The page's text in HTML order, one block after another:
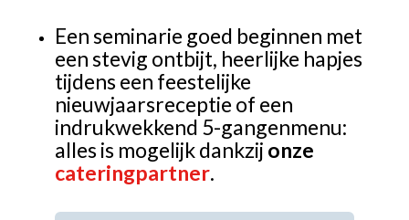
Een seminarie goed beginnen met
een stevig ontbijt, heerlijke hapjes
tijdens een feestelijke
nieuwjaarsreceptie of een
indrukwekkend 5-gangenmenu:
alles is mogelijk dankzij onze
cateringpartner.